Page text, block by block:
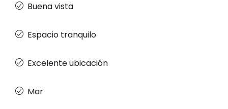
Buena vista
Espacio tranquilo
Excelente ubicación
Mar